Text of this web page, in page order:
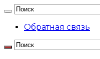
Обратная связь